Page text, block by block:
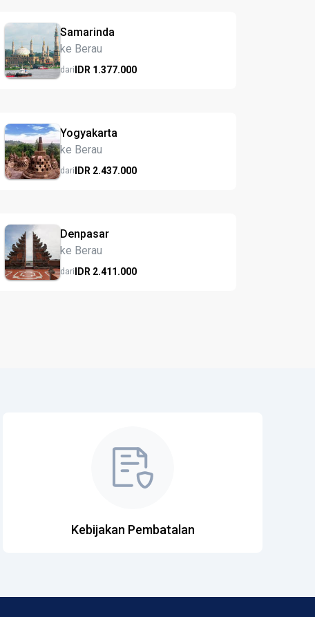
Samarinda
ke Berau
dariIDR 1.377.000
Yogyakarta
ke Berau
dariIDR 2.437.000
Denpasar
ke Berau
dariIDR 2.411.000
Kebijakan Pembatalan